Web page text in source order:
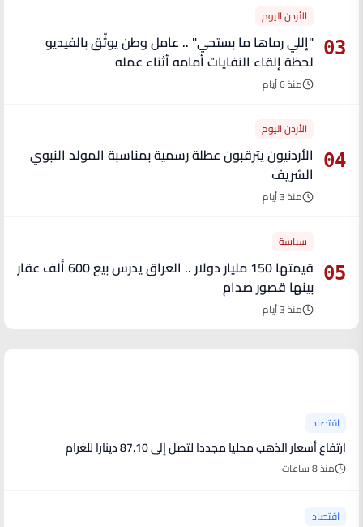
03
الأردن اليوم
"إللي رماها ما بستحي" .. عامل وطن يوثّق بالفيديو
لحظة إلقاء النفايات أمامه أثناء عمله
منذ 6 أيام
04
الأردن اليوم
الأردنيون يترقبون عطلة رسمية بمناسبة المولد النبوي
الشريف
منذ 3 أيام
05
سياسة
قيمتها 150 مليار دولار .. العراق يدرس بيع 600 ألف عقار
بينها قصور صدام
منذ 3 أيام
اقتصاد
ارتفاع أسعار الذهب محليا مجددا لتصل إلى 87.10 دينارا للغرام
منذ 8 ساعات
اقتصاد